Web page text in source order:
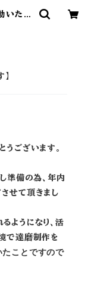
いたし
ございます。
準備の為、年内
せて頂きまし
ようになり、活
で達磨制作を
ことですので